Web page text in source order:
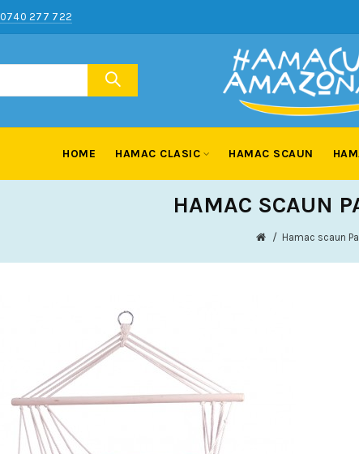
0740 277 722
HOME HAMAC CLASIC HAMAC SCAUN
HAMAC SCAUN
Hamac scaun